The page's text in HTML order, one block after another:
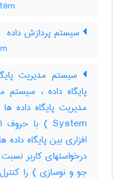
سیستم پردازش داده
سیستم مدیریت
پایگاه داده ، سیستم
افزاری بین پایگاه
درخواستهای کاربر
جو و نوسازی ) را کنترل